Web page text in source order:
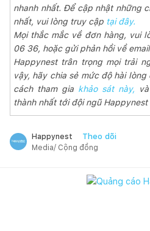
nhanh nhất. Để cập nhật những
nhất, vui lòng truy cập tại đây.
Mọi thắc mắc về đơn hàng, vui
06 36, hoặc gửi phản hồi về email
Happynest trân trọng mọi trải
vậy, hãy chia sẻ mức độ hài
cách tham gia khảo sát này,
thành nhất tới đội ngũ
Happynest Theo dõi
Media/ Cộng đồng